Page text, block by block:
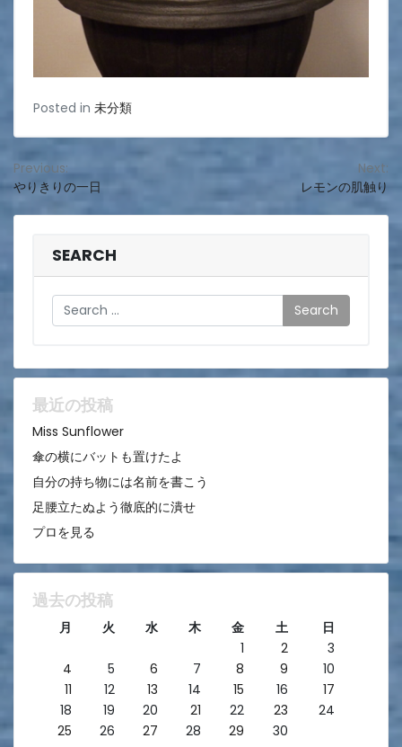
Posted in 未分類
投
稿
ョ
ン
Previous:
やりきりの一日
Next:
レモンの肌触り
SEARCH
Search
最近の投稿
Miss Sunflower
傘の横にバットも置けたよ
自分の持ち物には名前を書こう
足腰立たぬよう徹底的に潰せ
プロを見る
過去の投稿
月 火 水 木 金 土
日
1
2
3
4
5 6 7 8 9
10
11
12 13 14 15 16
17
18
19 20 21 22 23
24
25
26 27 28 29 30